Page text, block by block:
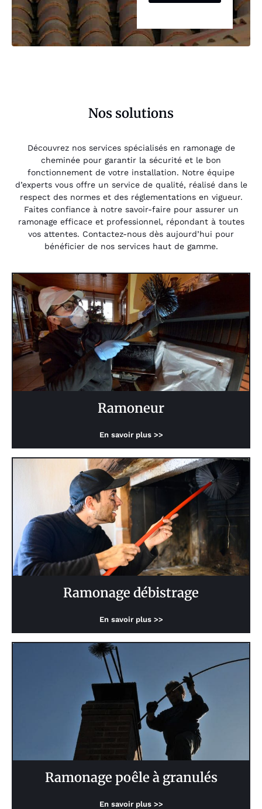
Nos solutions
Découvrez nos services spécialisés en ramonage de
cheminée pour garantir la sécurité et le bon
fonctionnement de votre installation. Notre équipe
d’experts vous offre un service de qualité, réalisé dans le
respect des normes et des réglementations en vigueur.
Faites confiance à notre savoir-faire pour assurer un
ramonage efficace et professionnel, répondant à toutes
vos attentes. Contactez-nous dès aujourd’hui pour
bénéficier de nos services haut de gamme.
Ramoneur
En savoir plus >>
Ramonage débistrage
En savoir plus >>
Ramonage poêle à granulés
En savoir plus >>